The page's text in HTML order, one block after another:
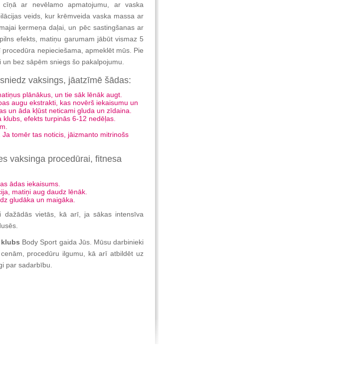
ar nevēlamo apmatojumu, ar vaska
veids, kur krēmveida vaska massa ar
ķermeņa daļai, un pēc sastingšanas ar
efekts, matiņu garumam jābūt vismaz 5
nepieciešama, apmeklēt mūs. Pie
bez sāpēm sniegs šo pakalpojumu.
vaksings, jāatzīmē šādas:
plānākus, un tie sāk lēnāk augt.
augu ekstrakti, kas novērš iekaisumu un
un āda kļūst neticami gluda un zīdaina.
efekts turpinās 6-12 nedēļas.
tomēr tas noticis, jāizmanto mitrinošs
vaksinga procedūrai, fitnesa
ādas iekaisums.
matiņi aug daudz lēnāk.
gludāka un maigāka.
dažādās vietās, kā arī, ja sākas intensīva
Body Sport gaida Jūs. Mūsu darbinieki
procedūru ilgumu, kā arī atbildēt uz
par sadarbību.